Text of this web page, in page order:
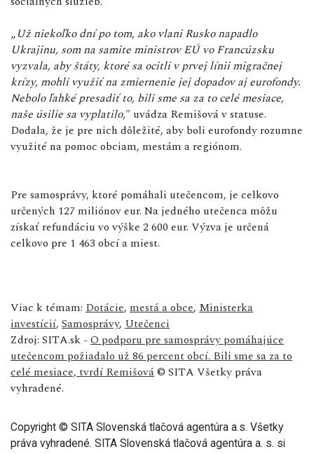
„Už niekoľko dní po tom, ako vlani Rusko napadlo
Ukrajinu, som na samite ministrov EÚ vo Francúzsku
vyzvala, aby štáty, ktoré sa ocitli v prvej línii migračnej
krízy, mohli využiť na zmiernenie jej dopadov aj eurofondy.
Nebolo ľahké presadiť to, bili sme sa za to celé mesiace,
naše úsilie sa vyplatilo," uvádza Remišová v statuse.
Dodala, že je pre nich dôležité, aby boli eurofondy rozumne
využité na pomoc obciam, mestám a regiónom.
Pre samosprávy, ktoré pomáhali utečencom, je celkovo
určených 127 miliónov eur. Na jedného utečenca môžu
získať refundáciu vo výške 2 600 eur. Výzva je určená
celkovo pre 1 463 obcí a miest.
Viac k témam: Dotácie, mestá a obce, Ministerka
investícií, Samosprávy, Utečenci
Zdroj: SITA.sk - O podporu pre samosprávy pomáhajúce
utečencom požiadalo už 86 percent obcí. Bili sme sa za to
celé mesiace, tvrdí Remišová© SITA Všetky práva
vyhradené.
Copyright © SITA Slovenská tlačová agentúra a.s. Všetky
práva vyhradené. SITA Slovenská tlačová agentúra a. s. si